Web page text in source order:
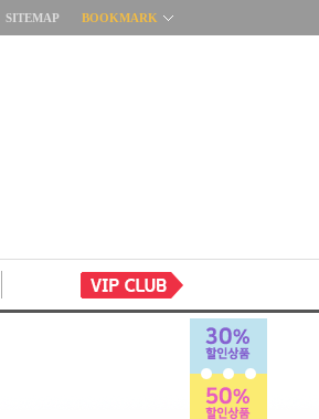
SITEMAP BOOKMARK